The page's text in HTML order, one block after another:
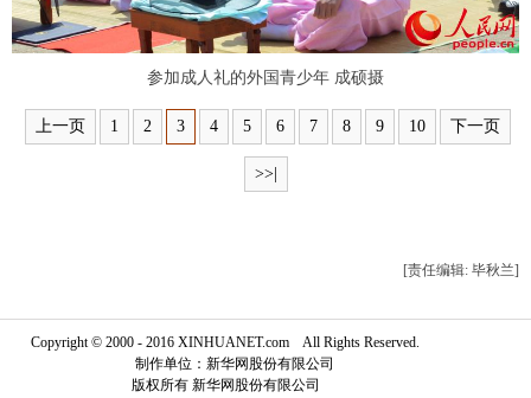
参加成人礼的外国青少年 成硕摄
上一页 1 2 3 4 5 6 7 8 9 10 下一页
>>|
[责任编辑: 毕秋兰]
Copyright © 2000 - 2016 XINHUANET.com All Rights Reserved.
制作单位：新华网股份有限公司
版权所有 新华网股份有限公司